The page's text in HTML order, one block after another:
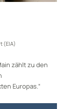
(EIA)
zählt zu den
Europas.“